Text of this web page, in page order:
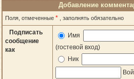
Добавление
Поля, отмеченные * , заполнять обязательно
Подписать
сообщение
как
Имя
(гостевой вход)
Ник